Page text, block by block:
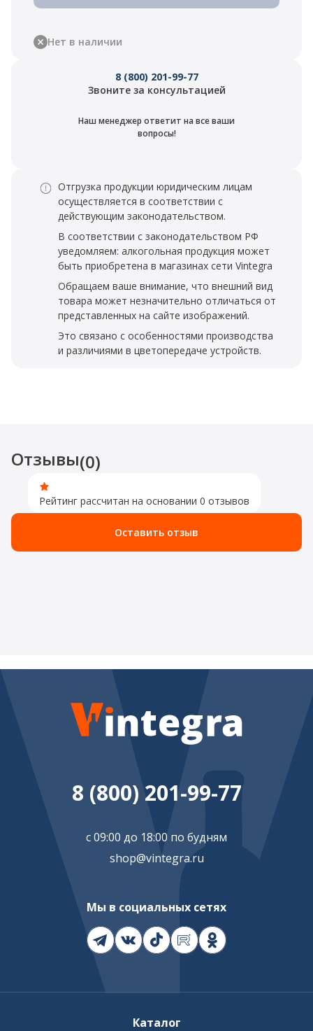
Нет в наличии
8 (800) 201-99-77
Звоните за консультацией
Наш менеджер ответит на все ваши
вопросы!
Отгрузка продукции юридическим лицам
осуществляется в соответствии с
действующим законодательством.
В соответствии с законодательством РФ
уведомляем: алкогольная продукция может
быть приобретена в магазинах сети Vintegra
Обращаем ваше внимание, что внешний вид
товара может незначительно отличаться от
представленных на сайте изображений.
Это связано с особенностями производства
и различиями в цветопередаче устройств.
Отзывы(0)
Рейтинг рассчитан на основании 0 отзывов
Оставить отзыв
8 (800) 201-99-77
с 09:00 до 18:00 по будням
shop@vintegra.ru
Мы в социальных сетях
Каталог